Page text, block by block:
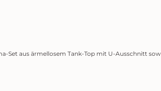
Set aus ärmellosem Tank-Top mit U-Ausschnitt